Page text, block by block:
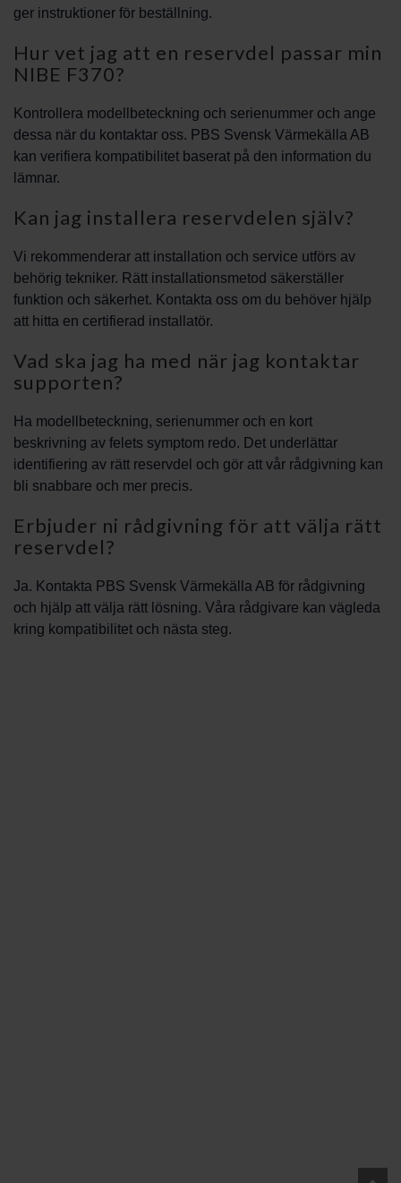
ger instruktioner för beställning.
Hur vet jag att en reservdel passar min
NIBE F370?
Kontrollera modellbeteckning och serienummer och ange
dessa när du kontaktar oss. PBS Svensk Värmekälla AB
kan verifiera kompatibilitet baserat på den information du
lämnar.
Kan jag installera reservdelen själv?
Vi rekommenderar att installation och service utförs av
behörig tekniker. Rätt installationsmetod säkerställer
funktion och säkerhet. Kontakta oss om du behöver hjälp
att hitta en certifierad installatör.
Vad ska jag ha med när jag kontaktar
supporten?
Ha modellbeteckning, serienummer och en kort
beskrivning av felets symptom redo. Det underlättar
identifiering av rätt reservdel och gör att vår rådgivning kan
bli snabbare och mer precis.
Erbjuder ni rådgivning för att välja rätt
reservdel?
Ja. Kontakta PBS Svensk Värmekälla AB för rådgivning
och hjälp att välja rätt lösning. Våra rådgivare kan vägleda
kring kompatibilitet och nästa steg.